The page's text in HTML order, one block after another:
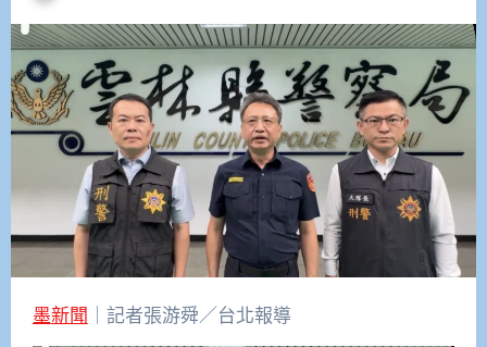
墨新聞 ｜記者張游舜／台北報導